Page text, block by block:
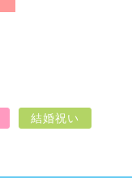
結婚祝い